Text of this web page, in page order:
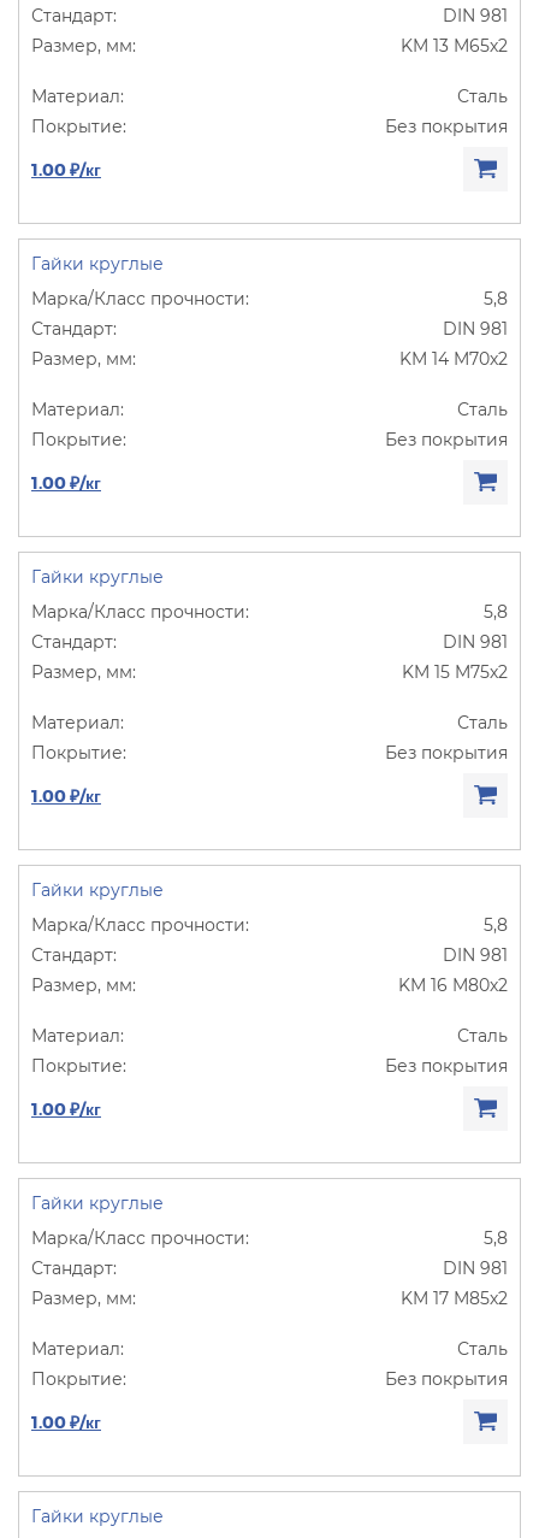
DIN 981
KM 13 M65х2
Сталь
Без покрытия
1.00 ₽/кг
Гайки круглые
5,8
DIN 981
KM 14 M70х2
Сталь
Без покрытия
1.00 ₽/кг
Гайки круглые
5,8
DIN 981
KM 15 M75х2
Сталь
Без покрытия
1.00 ₽/кг
Гайки круглые
5,8
DIN 981
KM 16 M80х2
Сталь
Без покрытия
1.00 ₽/кг
Гайки круглые
5,8
DIN 981
KM 17 M85х2
Сталь
Без покрытия
1.00 ₽/кг
Гайки круглые